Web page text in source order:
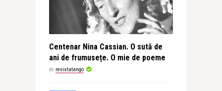
Centenar Nina Cassian. O sută de
ani de frumusețe. O mie de poeme
de revistatango